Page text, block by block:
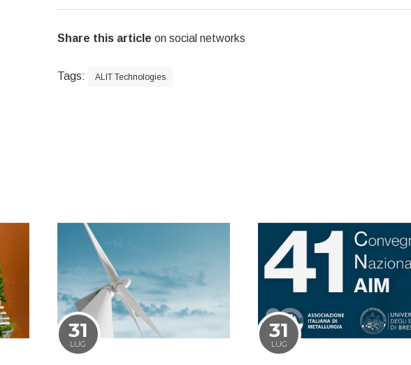
Share this article on social networks
Tags: ALIT Technologies
31
LUG
31
LUG